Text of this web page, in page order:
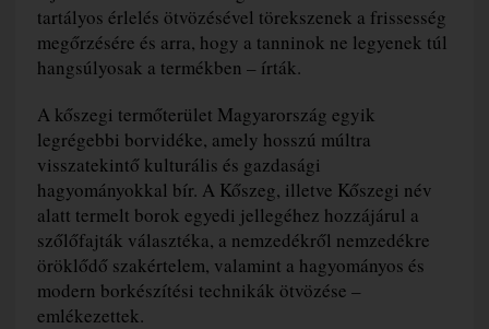
tartályos érlelés ötvözésével törekszenek a frissesség
megőrzésére és arra, hogy a tanninok ne legyenek túl
hangsúlyosak a termékben – írták.
A kőszegi termőterület Magyarország egyik
legrégebbi borvidéke, amely hosszú múltra
visszatekintő kulturális és gazdasági
hagyományokkal bír. A Kőszeg, illetve Kőszegi név
alatt termelt borok egyedi jellegéhez hozzájárul a
szőlőfajták választéka, a nemzedékről nemzedékre
öröklődő szakértelem, valamint a hagyományos és
modern borkészítési technikák ötvözése –
emlékezettek.